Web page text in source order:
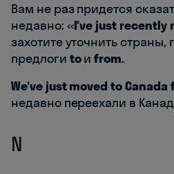
Вам не раз придется
недавно: «I’ve just recently
захотите уточнить страны,
предлоги toиfrom.
We’ve just moved to Canada
недавно переехали в
N